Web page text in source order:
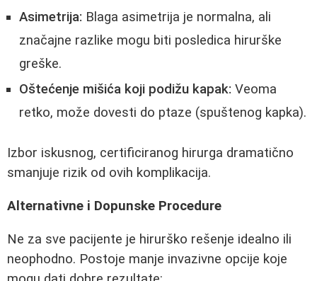
Asimetrija: Blaga asimetrija je normalna, ali
značajne razlike mogu biti posledica hirurške
greške.
Oštećenje mišića koji podižu kapak: Veoma
retko, može dovesti do ptaze (spuštenog kapka).
Izbor iskusnog, certificiranog hirurga dramatično
smanjuje rizik od ovih komplikacija.
Alternativne i Dopunske Procedure
Ne za sve pacijente je hirurško rešenje idealno ili
neophodno. Postoje manje invazivne opcije koje